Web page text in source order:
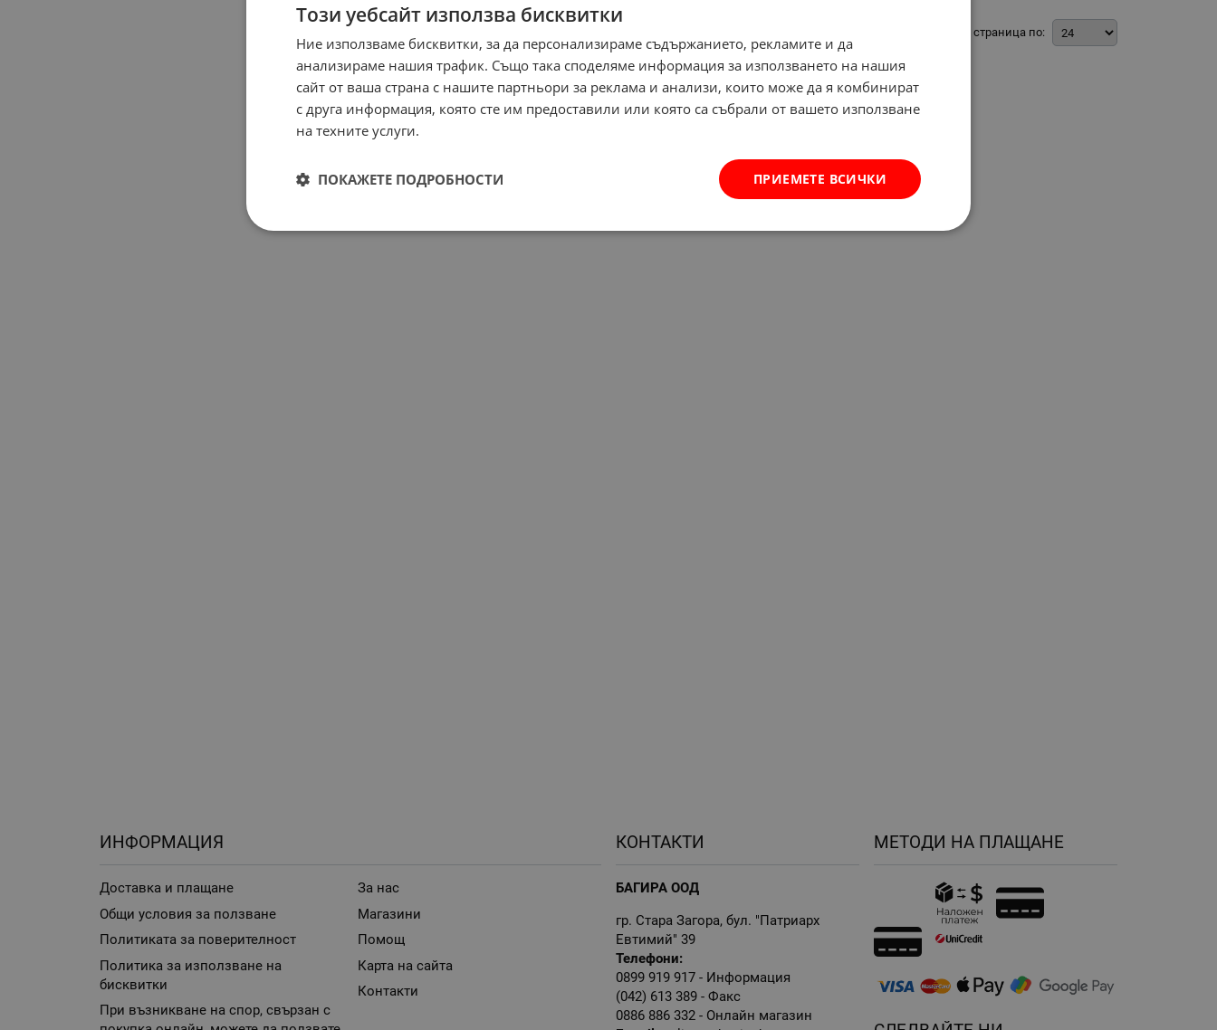
На страница по:
ИНФОРМАЦИЯ
Доставка и плащане
Общи условия за ползване
Политиката за поверителност
Политика за използване на
бисквитки
При възникване на спор, свързан с
За нас
Магазини
Помощ
Карта на сайта
Контакти
КОНТАКТИ
БАГИРА ООД
гр. Стара Загора, бул. "Патриарх
Евтимий" 39
Телефони:
0899 919 917 - Информация
(042) 613 389 - Факс
0886 886 332 - Онлайн магазин
МЕТОДИ НА ПЛАЩАНЕ
Този уебсайт използва бисквитки
Ние използваме бисквитки, за да персонализираме съдържанието, рекламите и да
анализираме нашия трафик. Също така споделяме информация за използването на нашия
сайт от ваша страна с нашите партньори за реклама и анализи, които може да я комбинират
с друга информация, която сте им предоставили или която са събрали от вашето използване
на техните услуги.
ПРИЕМЕТЕ ВСИЧКИ
ПОКАЖЕТЕ ПОДРОБНОСТИ